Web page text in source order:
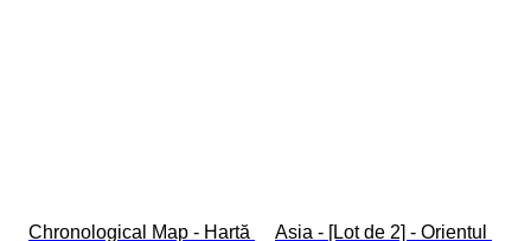
Chronological Map - Hartă
Asia - [Lot de 2] - Orientul